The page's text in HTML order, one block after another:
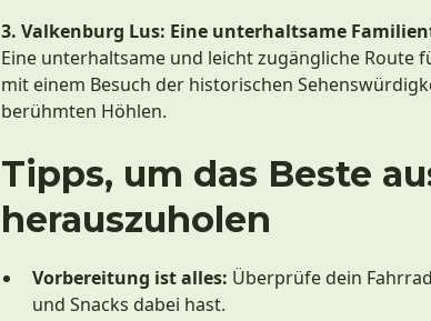
3. Valkenburg Lus: Eine unterhaltsame
Eine unterhaltsame und leicht zugängliche Route
mit einem Besuch der historischen
berühmten Höhlen.
Tipps, um das Beste
herauszuholen
Vorbereitung ist alles: Überprüfe dein
und Snacks dabei hast.